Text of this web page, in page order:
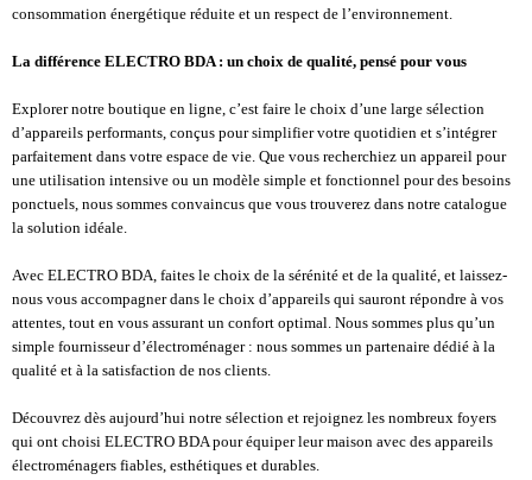
consommation énergétique réduite et un respect de l’environnement.
La différence ELECTRO BDA : un choix de qualité, pensé pour vous
Explorer notre boutique en ligne, c’est faire le choix d’une large sélection
d’appareils performants, conçus pour simplifier votre quotidien et s’intégrer
parfaitement dans votre espace de vie. Que vous recherchiez un appareil pour
une utilisation intensive ou un modèle simple et fonctionnel pour des besoins
ponctuels, nous sommes convaincus que vous trouverez dans notre catalogue
la solution idéale.
Avec ELECTRO BDA, faites le choix de la sérénité et de la qualité, et laissez-
nous vous accompagner dans le choix d’appareils qui sauront répondre à vos
attentes, tout en vous assurant un confort optimal. Nous sommes plus qu’un
simple fournisseur d’électroménager : nous sommes un partenaire dédié à la
qualité et à la satisfaction de nos clients.
Découvrez dès aujourd’hui notre sélection et rejoignez les nombreux foyers
qui ont choisi ELECTRO BDA pour équiper leur maison avec des appareils
électroménagers fiables, esthétiques et durables.